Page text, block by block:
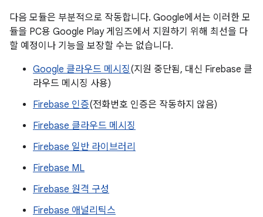
다음 모듈은 부분적으로 작동합니다. Google에서는 이러한 모
듈을 PC용 Google Play 게임즈에서 지원하기 위해 최선을 다
할 예정이나 기능을 보장할 수는 없습니다.
Google 클라우드 메시징(지원 중단됨, 대신 Firebase 클
라우드 메시징 사용)
Firebase 인증(전화번호 인증은 작동하지 않음)
Firebase 클라우드 메시징
Firebase 일반 라이브러리
Firebase ML
Firebase 원격 구성
Firebase 애널리틱스